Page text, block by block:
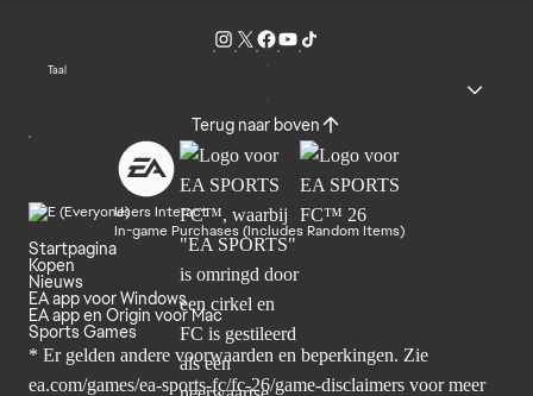
Taal
Terug naar boven
Users Interact
In-game Purchases (Includes Random Items)
Startpagina
Kopen
Nieuws
EA app voor Windows
EA app en Origin voor Mac
Sports Games
* Er gelden andere voorwaarden en beperkingen. Zie
ea.com/games/ea-sports-fc/fc-26/game-disclaimers voor meer